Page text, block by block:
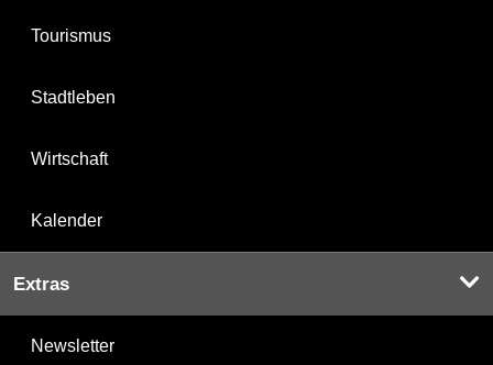
Tourismus
Stadtleben
Wirtschaft
Kalender
Extras
Newsletter